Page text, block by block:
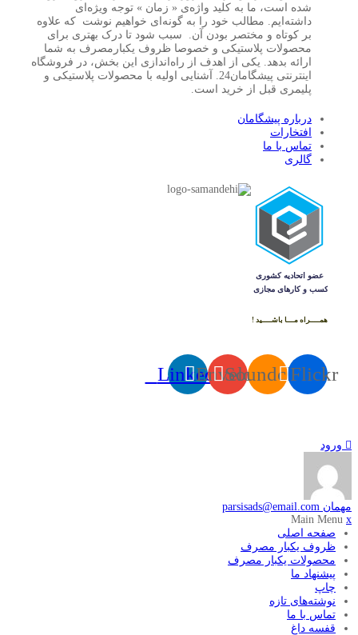
شده است، ما به کلید واژه‌ی « زمان » توجه ویژه‌ای
داشته‌ایم. مطالب خود را به گونه‌ای خواهیم نوشت که علاوه
بر کوتاه و مختصر بودن آن. سبب شود تا درک بهتری برای
محصولات پلاستیکی و خصوصا ظروف یکبارمصرف به شما
ارائه بدهد. یکی از اهدف از راه‌اندازی این بخش، در فروشگاه
اینترنتی پیشگامان24. آشنایی اولیه با محصولات پلاستیکی و
پلیمری قبل از خرید است.
درباره پیشگامان
افتخارات
تماس با ما
گالری
همــــراه مـــا باشــــید !
Flickr
Soundcloud
Envelope
Linkedin
ورود
مهمان parsisads@email.com
Main Menu x
صفحه اصلی
ظروف یکبار مصرف
محصولات یکبار مصرف
پیشنهاد ما
چاپ
نوشته‌های تازه
تماس با ما
قفسه داغ